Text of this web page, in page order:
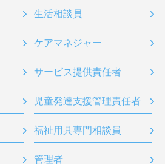
生活相談員
ケアマネジャー
サービス提供責任者
児童発達支援管理責任者
福祉用具専門相談員
管理者